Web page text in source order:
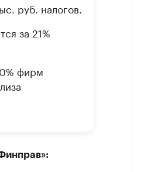
руб. налогов.
за 21%
фирм